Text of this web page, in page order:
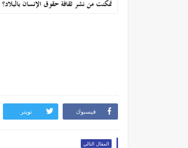
فيسبوك تويتر
المقال التالي